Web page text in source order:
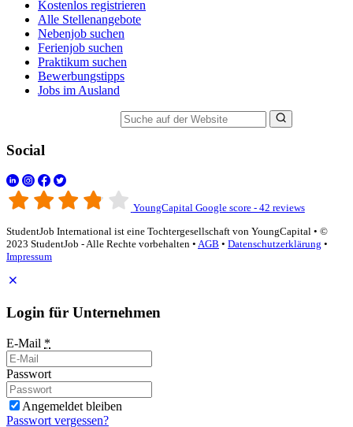
Kostenlos registrieren
Alle Stellenangebote
Nebenjob suchen
Ferienjob suchen
Praktikum suchen
Bewerbungstipps
Jobs im Ausland
Social
YoungCapital Google score - 42 reviews
StudentJob International ist eine Tochtergesellschaft von YoungCapital • ©
2023 StudentJob - Alle Rechte vorbehalten • AGB • Datenschutzerklärung •
Impressum
Login für Unternehmen
E-Mail *
Passwort
Angemeldet bleiben
Passwort vergessen?